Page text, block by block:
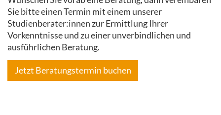
Sie bitte einen Termin mit einem unserer
Studienberater:innen zur Ermittlung Ihrer
Vorkenntnisse und zu einer unverbindlichen und
ausführlichen Beratung.
Jetzt Beratungstermin buchen